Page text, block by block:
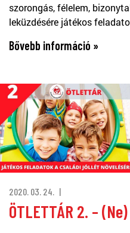
szorongás, félelem,
leküzdésére játékos
Bővebb információ »
2020. 03. 24.
ÖTLETTÁR 2. –